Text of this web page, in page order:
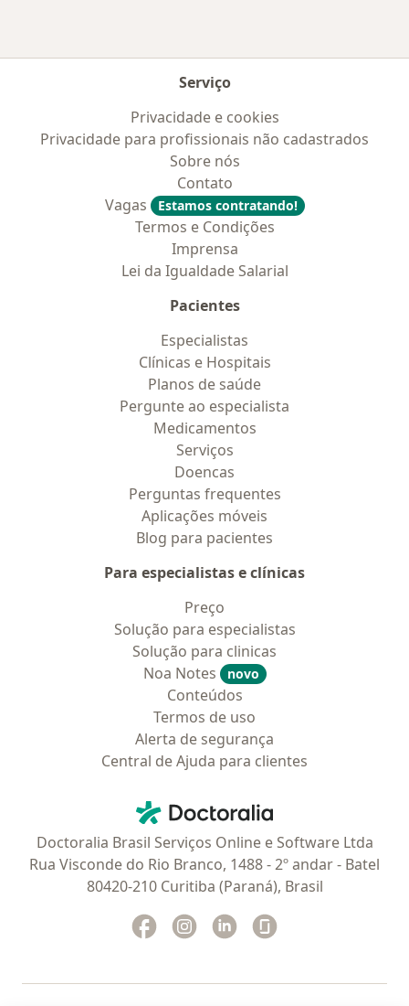
Serviço
Privacidade e cookies
Privacidade para profissionais não cadastrados
Sobre nós
Contato
Vagas
Estamos contratando!
Termos e Condições
Imprensa
Lei da Igualdade Salarial
Pacientes
Especialistas
Clínicas e Hospitais
Planos de saúde
Pergunte ao especialista
Medicamentos
Serviços
Doencas
Perguntas frequentes
Aplicações móveis
Blog para pacientes
Para especialistas e clínicas
Preço
Solução para especialistas
Solução para clinicas
Noa Notes
novo
Conteúdos
Termos de uso
Alerta de segurança
Central de Ajuda para clientes
Doctoralia - Homepage
Doctoralia Brasil Serviços Online e Software Ltda
Rua Visconde do Rio Branco, 1488 - 2º andar - Batel
80420-210 Curitiba (Paraná), Brasil
Facebook
abre num novo separador
Instagram
abre num novo separador
Linkedin
abre num novo